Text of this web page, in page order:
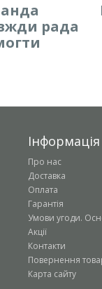
рада
Інформація
Про нас
Доставка
Оплата
Гарантія
Умови угоди.
Акції
Контакти
Повернення
Карта сайту